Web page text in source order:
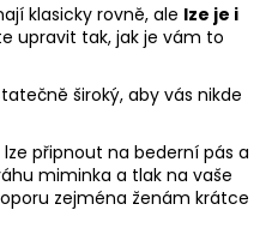
klasicky rovně, ale lze je i
upravit tak, jak je vám to
široký, aby vás nikde
lze připnout na bederní pás a
miminka a tlak na vaše
zejména ženám krátce